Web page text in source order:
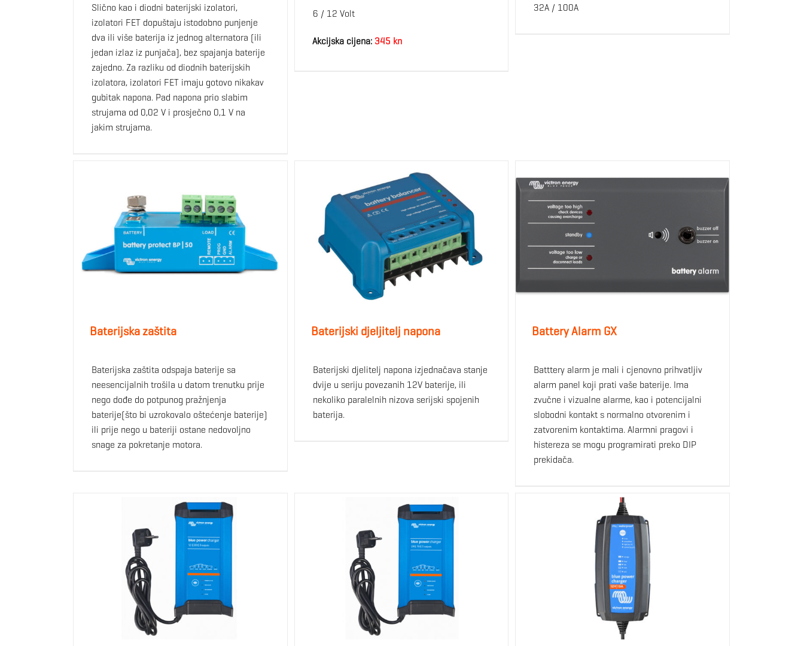
Slično kao i diodni baterijski izolatori,
izolatori FET dopuštaju istodobno punjenje
dva ili više baterija iz jednog alternatora (ili
jedan izlaz iz punjača), bez spajanja baterije
zajedno. Za razliku od diodnih baterijskih
izolatora, izolatori FET imaju gotovo nikakav
gubitak napona. Pad napona prio slabim
strujama od 0,02 V i prosječno 0,1 V na
jakim strujama.
6 / 12 Volt
Akcijska cijena: 345 kn
32A / 100A
Baterijska zaštita
Baterijska zaštita odspaja baterije sa
neesencijalnih trošila u datom trenutku prije
nego dođe do potpunog pražnjenja
baterije(što bi uzrokovalo oštećenje baterije)
ili prije nego u bateriji ostane nedovoljno
snage za pokretanje motora.
Baterijski djeljitelj napona
Baterijski djelitelj napona izjednačava stanje
dvije u seriju povezanih 12V baterije, ili
nekoliko paralelnih nizova serijski spojenih
baterija.
Battery Alarm GX
Batttery alarm je mali i cjenovno prihvatljiv
alarm panel koji prati vaše baterije. Ima
zvučne i vizualne alarme, kao i potencijalni
slobodni kontakt s normalno otvorenim i
zatvorenim kontaktima. Alarmni pragovi i
histereza se mogu programirati preko DIP
prekidača.